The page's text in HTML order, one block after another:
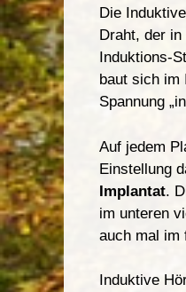
Die
Draht, der in
Induktions-St
baut sich im
Spannung „
Auf jedem
Einstellung
Implantat.
im unteren
auch mal im
Induktive